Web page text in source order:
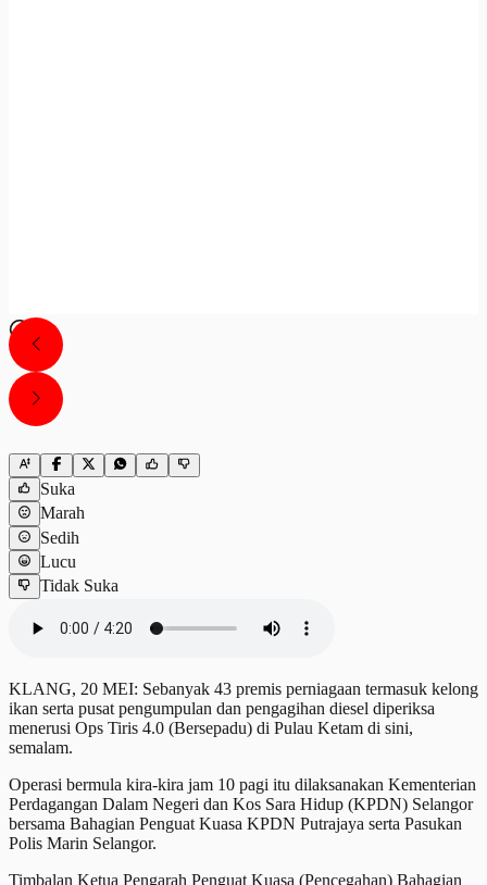
Suka
Marah
Sedih
Lucu
Tidak Suka
KLANG, 20 MEI: Sebanyak 43 premis perniagaan termasuk kelong
ikan serta pusat pengumpulan dan pengagihan diesel diperiksa
menerusi Ops Tiris 4.0 (Bersepadu) di Pulau Ketam di sini,
semalam.
Operasi bermula kira-kira jam 10 pagi itu dilaksanakan Kementerian
Perdagangan Dalam Negeri dan Kos Sara Hidup (KPDN) Selangor
bersama Bahagian Penguat Kuasa KPDN Putrajaya serta Pasukan
Polis Marin Selangor.
Timbalan Ketua Pengarah Penguat Kuasa (Pencegahan) Bahagian